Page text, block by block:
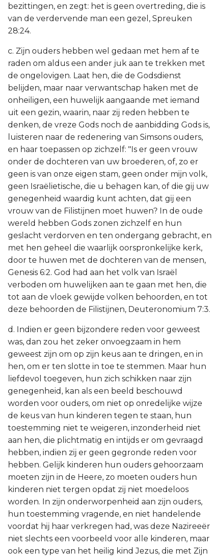
bezittingen, en zegt: het is geen overtreding, die is
van de verdervende man een gezel, Spreuken
28:24.
c. Zijn ouders hebben wel gedaan met hem af te
raden om aldus een ander juk aan te trekken met
de ongelovigen. Laat hen, die de Godsdienst
belijden, maar naar verwantschap haken met de
onheiligen, een huwelijk aangaande met iemand
uit een gezin, waarin, naar zij reden hebben te
denken, de vreze Gods noch de aanbidding Gods is,
luisteren naar de redenering van Simsons ouders,
en haar toepassen op zichzelf: "Is er geen vrouw
onder de dochteren van uw broederen, of, zo er
geen is van onze eigen stam, geen onder mijn volk,
geen Israëlietische, die u behagen kan, of die gij uw
genegenheid waardig kunt achten, dat gij een
vrouw van de Filistijnen moet huwen? In de oude
wereld hebben Gods zonen zichzelf en hun
geslacht verdorven en ten ondergang gebracht, en
met hen geheel die waarlijk oorspronkelijke kerk,
door te huwen met de dochteren van de mensen,
Genesis 6:2. God had aan het volk van Israël
verboden om huwelijken aan te gaan met hen, die
tot aan de vloek gewijde volken behoorden, en tot
deze behoorden de Filistijnen, Deuteronomium 7:3.
d. Indien er geen bijzondere reden voor geweest
was, dan zou het zeker onvoegzaam in hem
geweest zijn om op zijn keus aan te dringen, en in
hen, om er ten slotte in toe te stemmen. Maar hun
liefdevol toegeven, hun zich schikken naar zijn
genegenheid, kan als een beeld beschouwd
worden voor ouders, om niet op onredelijke wijze
de keus van hun kinderen tegen te staan, hun
toestemming niet te weigeren, inzonderheid niet
aan hen, die plichtmatig en intijds er om gevraagd
hebben, indien zij er geen gegronde reden voor
hebben. Gelijk kinderen hun ouders gehoorzaam
moeten zijn in de Heere, zo moeten ouders hun
kinderen niet tergen opdat zij niet moedeloos
worden. In zijn onderworpenheid aan zijn ouders,
hun toestemming vragende, en niet handelende
voordat hij haar verkregen had, was deze Nazireeër
niet slechts een voorbeeld voor alle kinderen, maar
ook een type van het heilig kind Jezus, die met Zijn